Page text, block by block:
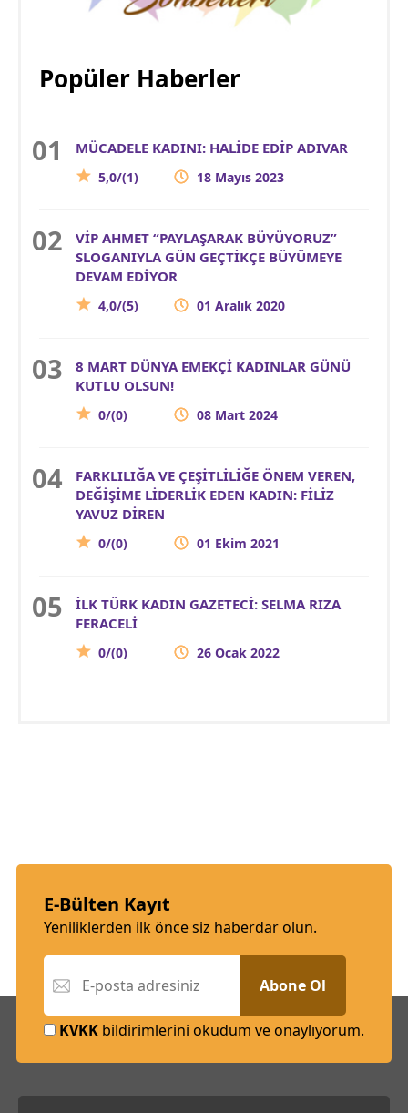
Popüler Haberler
MÜCADELE KADINI: HALİDE EDİP ADIVAR
5,0/(1) 18 Mayıs 2023
VİP AHMET “PAYLAŞARAK BÜYÜYORUZ”
SLOGANIYLA GÜN GEÇTİKÇE BÜYÜMEYE
DEVAM EDİYOR
4,0/(5) 01 Aralık 2020
8 MART DÜNYA EMEKÇİ KADINLAR GÜNÜ
KUTLU OLSUN!
0/(0) 08 Mart 2024
FARKLILIĞA VE ÇEŞİTLİLİĞE ÖNEM VEREN,
DEĞİŞİME LİDERLİK EDEN KADIN: FİLİZ
YAVUZ DİREN
0/(0) 01 Ekim 2021
İLK TÜRK KADIN GAZETECİ: SELMA RIZA
FERACELİ
0/(0) 26 Ocak 2022
E-Bülten Kayıt
Yeniliklerden ilk önce siz haberdar olun.
Abone Ol
KVKK bildirimlerini okudum ve onaylıyorum.